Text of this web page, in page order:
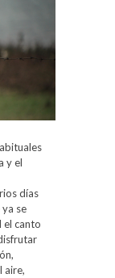
y el
días
se
el canto
aire,